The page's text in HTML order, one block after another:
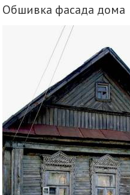
Обшивка фасада дома